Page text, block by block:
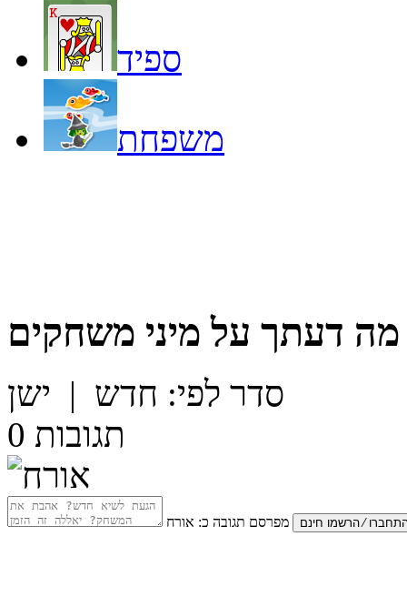
ספיד
משפחת
מה דעתך על מיני משחקים
סדר לפי: חדש | ישן
0 תגובות
מפרסם תגובה כ: אורח